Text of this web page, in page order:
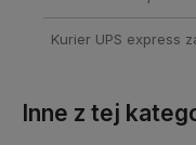
Kurier UPS express
Inne z tej